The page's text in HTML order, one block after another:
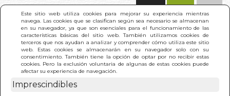
Este sitio web utiliza cookies para mejorar su experiencia mientras
navega. Las cookies que se clasifican según sea necesario se almacenan
en su navegador, ya que son esenciales para el funcionamiento de las
características básicas del sitio web. También utilizamos cookies de
terceros que nos ayudan a analizar y comprender cómo utiliza este sitio
web. Estas cookies se almacenarán en su navegador solo con su
consentimiento. También tiene la opción de optar por no recibir estas
cookies. Pero la exclusión voluntaria de algunas de estas cookies puede
afectar su experiencia de navegación.
Imprescindibles
INICIO >